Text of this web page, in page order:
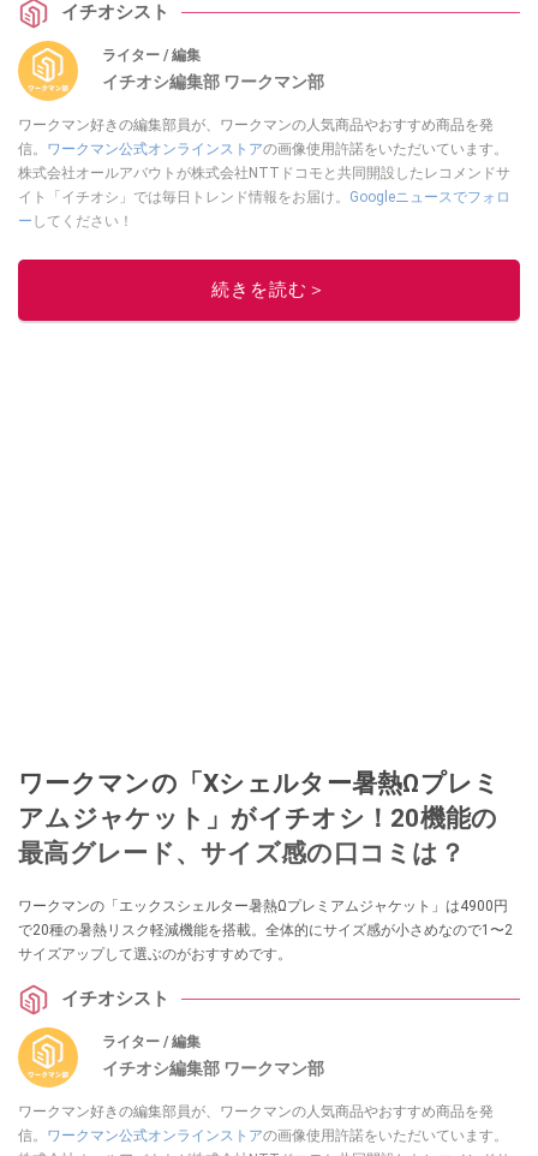
イチオシスト
ライター / 編集
イチオシ編集部 ワークマン部
ワークマン好きの編集部員が、ワークマンの人気商品やおすすめ商品を発
信。 ワークマン公式オンラインストアの画像使用許諾をいただいています。
株式会社オールアバウトが株式会社NTTドコモと共同開設したレコメンドサ
イト「イチオシ」では毎日トレンド情報をお届け。 Googleニュースでフォロ
ー してください！
このイチオシストの他の記事を読む
続きを読む＞
ワークマンの「Xシェルター暑熱Ωプレミ
アムジャケット」がイチオシ！20機能の
最高グレード、サイズ感の口コミは？
ワークマンの「エックスシェルター暑熱Ωプレミアムジャケット」は4900円
で20種の暑熱リスク軽減機能を搭載。全体的にサイズ感が小さめなので1〜2
サイズアップして選ぶのがおすすめです。
イチオシスト
ライター / 編集
イチオシ編集部 ワークマン部
ワークマン好きの編集部員が、ワークマンの人気商品やおすすめ商品を発
信。 ワークマン公式オンラインストアの画像使用許諾をいただいています。